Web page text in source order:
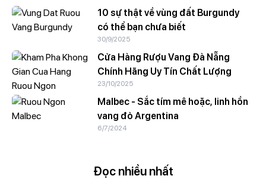
10 sự thật về vùng đất Burgundy
có thể bạn chưa biết
30/9/2025
Cửa Hàng Rượu Vang Đà Nẵng
Chính Hãng Uy Tín Chất Lượng
23/10/2025
Malbec - Sắc tím mê hoặc, linh hồn
vang đỏ Argentina
6/7/2024
Đọc nhiều nhất